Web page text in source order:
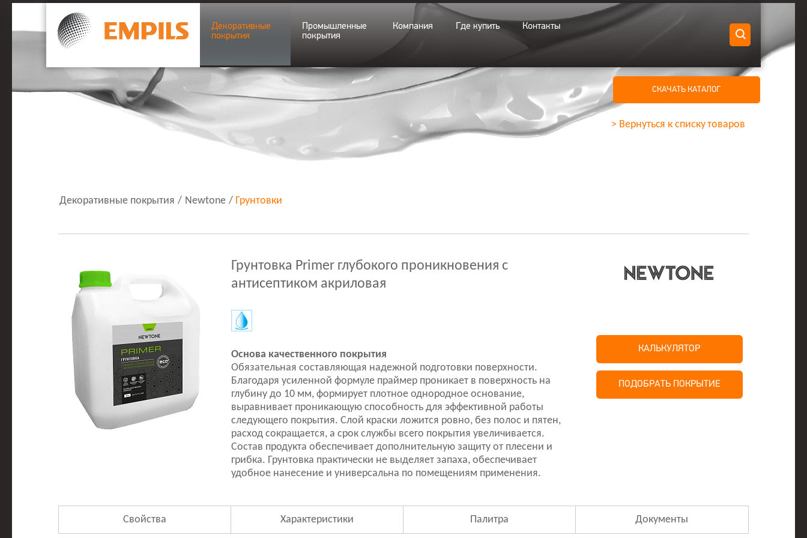
Декоративные
покрытия
Промышленные
покрытия
Компания Где купить Контакты
Декоративные покрытия / Newtone / Грунтовки
СКАЧАТЬ КАТАЛОГ
> Вернуться к списку товаров
Грунтовка Primer глубокого проникновения с
антисептиком акриловая
Основа качественного покрытия
Обязательная составляющая надежной подготовки поверхности.
Благодаря усиленной формуле праймер проникает в поверхность на
глубину до 10 мм, формирует плотное однородное основание,
выравнивает проникающую способность для эффективной работы
следующего покрытия. Слой краски ложится ровно, без полос и пятен,
расход сокращается, а срок службы всего покрытия увеличивается.
Состав продукта обеспечивает дополнительную защиту от плесени и
грибка. Грунтовка практически не выделяет запаха, обеспечивает
удобное нанесение и универсальна по помещениям применения.
КАЛЬКУЛЯТОР
ПОДОБРАТЬ ПОКРЫТИЕ
Свойства Характеристики Палитра Документы